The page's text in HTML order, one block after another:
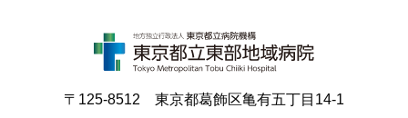
〒125-8512 東京都葛飾区亀有五丁目14-1